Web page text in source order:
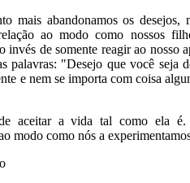
mais abandonamos os
ao modo como nossos
invés de somente reagir ao nosso
palavras: "Desejo que você
e nem se importa com coisa
aceitar a vida tal como ela é.
modo como nós a